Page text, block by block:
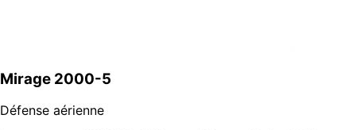
Mirage 2000-5
Défense aérienne